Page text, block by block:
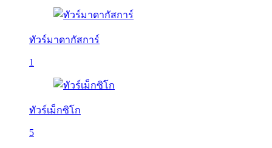
ทัวร์มาดากัสการ์
1
ทัวร์เม็กซิโก
5